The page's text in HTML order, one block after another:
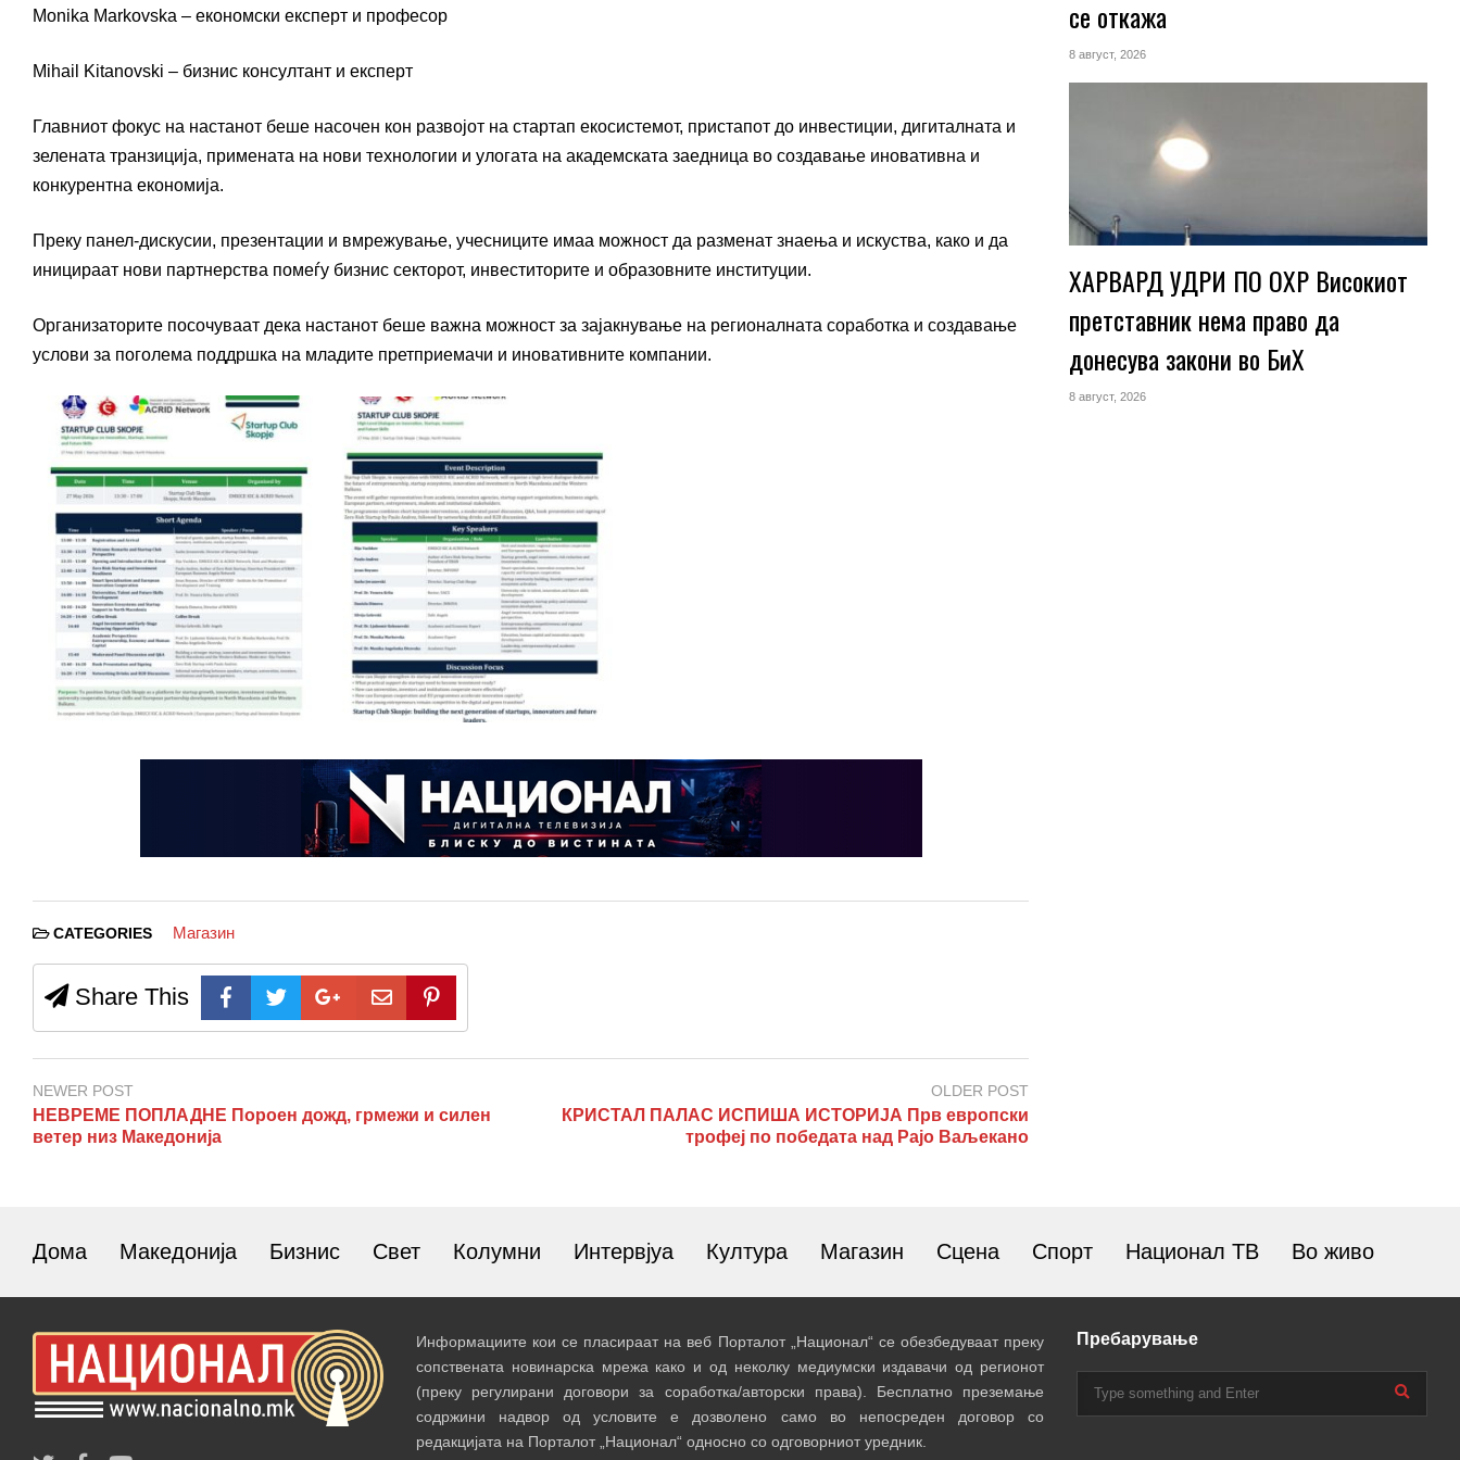
Monika Markovska – економски експерт и професор
Mihail Kitanovski – бизнис консултант и експерт
Главниот фокус на настанот беше насочен кон развојот на стартап екосистемот, пристапот до инвестиции, дигиталната и
зелената транзиција, примената на нови технологии и улогата на академската заедница во создавање иновативна и
конкурентна економија.
Преку панел-дискусии, презентации и вмрежување, учесниците имаа можност да разменат знаења и искуства, како и да
иницираат нови партнерства помеѓу бизнис секторот, инвеститорите и образовните институции.
Организаторите посочуваат дека настанот беше важна можност за зајакнување на регионалната соработка и создавање
услови за поголема поддршка на младите претприемачи и иновативните компании.
CATEGORIES Магазин
Share This
NEWER POST
НЕВРЕМЕ ПОПЛАДНЕ Пороен дожд, грмежи и силен
ветер низ Македонија
OLDER POST
КРИСТАЛ ПАЛАС ИСПИША ИСТОРИЈА Прв европски
трофеј по победата над Рајо Ваљекано
се откажа
8 август, 2026
ХАРВАРД УДРИ ПО ОХР Високиот
претставник нема право да
донесува закони во БиХ
8 август, 2026
Дома Македонија Бизнис Свет Колумни Интервјуа Култура Магазин Сцена Спорт Национал ТВ Во живо
Информациите кои се пласираат на веб Порталот „Национал“ се обезбедуваат преку
сопствената новинарска мрежа како и од неколку медиумски издавачи од регионот
(преку регулирани договори за соработка/авторски права). Бесплатно преземање
содржини надвор од условите е дозволено само во непосреден договор со
редакцијата на Порталот „Национал“ односно со одговорниот уредник.
Пребарување